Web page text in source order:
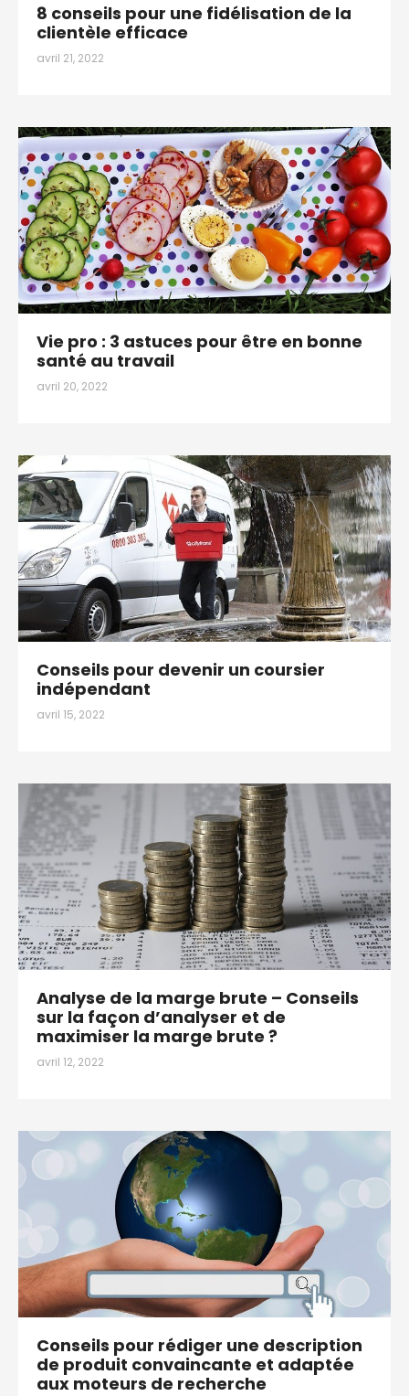
8 conseils pour une fidélisation de la
clientèle efficace
avril 21, 2022
Vie pro : 3 astuces pour être en bonne
santé au travail
avril 20, 2022
Conseils pour devenir un coursier
indépendant
avril 15, 2022
Analyse de la marge brute – Conseils
sur la façon d’analyser et de
maximiser la marge brute ?
avril 12, 2022
Conseils pour rédiger une description
de produit convaincante et adaptée
aux moteurs de recherche